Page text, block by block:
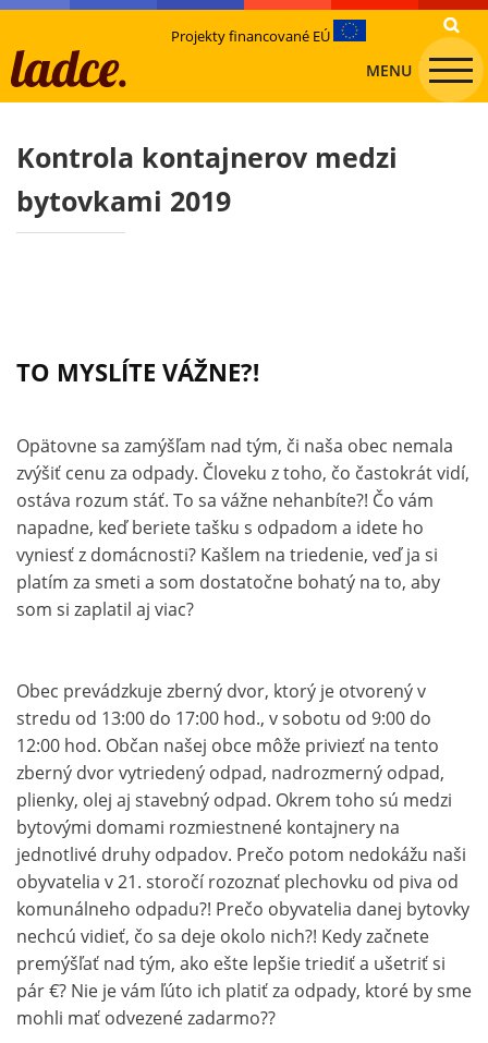
Projekty financované EÚ
MENU
Kontrola kontajnerov medzi
bytovkami 2019
TO MYSLÍTE VÁŽNE?!
Opätovne sa zamýšľam nad tým, či naša obec nemala
zvýšiť cenu za odpady. Človeku z toho, čo častokrát vidí,
ostáva rozum stáť. To sa vážne nehanbíte?! Čo vám
napadne, keď beriete tašku s odpadom a idete ho
vyniesť z domácnosti? Kašlem na triedenie, veď ja si
platím za smeti a som dostatočne bohatý na to, aby
som si zaplatil aj viac?
Obec prevádzkuje zberný dvor, ktorý je otvorený v
stredu od 13:00 do 17:00 hod., v sobotu od 9:00 do
12:00 hod. Občan našej obce môže priviezť na tento
zberný dvor vytriedený odpad, nadrozmerný odpad,
plienky, olej aj stavebný odpad. Okrem toho sú medzi
bytovými domami rozmiestnené kontajnery na
jednotlivé druhy odpadov. Prečo potom nedokážu naši
obyvatelia v 21. storočí rozoznať plechovku od piva od
komunálneho odpadu?! Prečo obyvatelia danej bytovky
nechcú vidieť, čo sa deje okolo nich?! Kedy začnete
premýšľať nad tým, ako ešte lepšie triediť a ušetriť si
pár €? Nie je vám ľúto ich platiť za odpady, ktoré by sme
mohli mať odvezené zadarmo??